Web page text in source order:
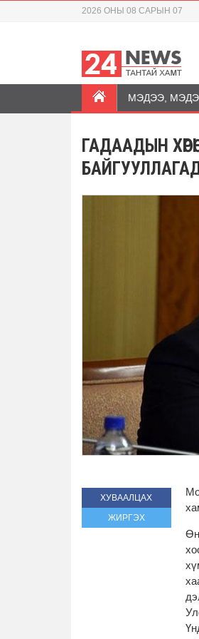
2026 ОНЫ 08 САРЫН 07
МЭДЭЭ,
ГАДААДЫН
ХУВААЛЦАХ
ЖИРГЭХ